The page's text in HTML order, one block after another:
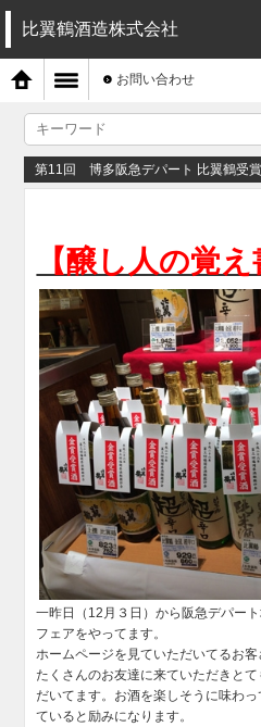
比翼鶴酒造株式会社
お問い合わせ
第11回 博多阪急デパート 比翼鶴受
【醸し人の覚え
一昨日（12月３日）から阪急デパー
フェアをやってます。
ホームページを見ていただいてるお
たくさんのお友達に来ていただきと
だいてます。 お酒を楽しそうに味わ
ていると励みになります。